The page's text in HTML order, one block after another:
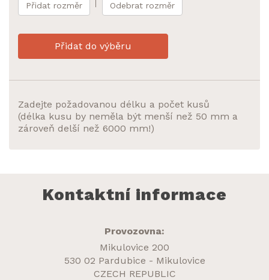
Přidat rozměr Odebrat rozměr
Přidat do výběru
Zadejte požadovanou délku a počet kusů
(délka kusu by neměla být menší než 50 mm a
zároveň delší než 6000 mm!)
Kontaktní informace
Provozovna:
Mikulovice 200
530 02 Pardubice - Mikulovice
CZECH REPUBLIC